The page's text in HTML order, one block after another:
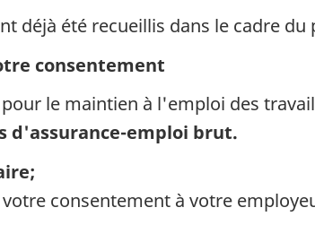
déjà été recueillis dans le cadre
consentement
le maintien à l'emploi des
d'assurance-emploi brut.
consentement à votre